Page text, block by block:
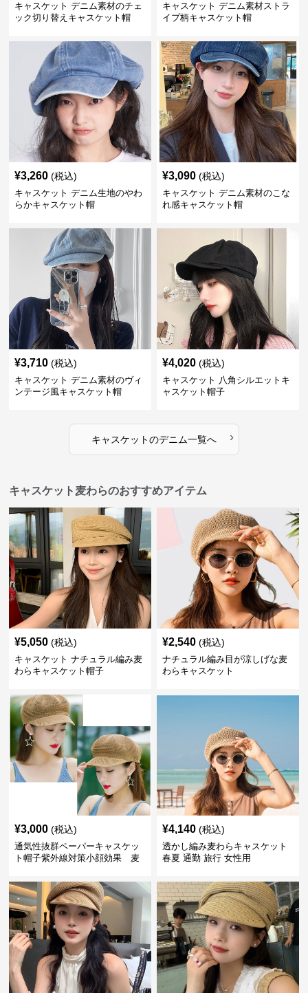
キャスケット デニム素材のチェ
ック切り替えキャスケット帽
キャスケット デニム素材ストラ
イプ柄キャスケット帽
¥3,260 (税込)
キャスケット デニム生地のやわ
らかキャスケット帽
¥3,090 (税込)
キャスケット デニム素材のこな
れ感キャスケット帽
¥3,710 (税込)
キャスケット デニム素材のヴィ
ンテージ風キャスケット帽
¥4,020 (税込)
キャスケット 八角シルエットキ
ャスケット帽子
キャスケットのデニム一覧へ ›
キャスケット麦わらのおすすめアイテム
¥5,050 (税込)
キャスケット ナチュラル編み麦
わらキャスケット帽子
¥2,540 (税込)
ナチュラル編み目が涼しげな麦
わらキャスケット
¥3,000 (税込)
通気性抜群ペーパーキャスケッ
ト帽子紫外線対策小顔効果 麦
¥4,140 (税込)
透かし編み麦わらキャスケット
春夏 通勤 旅行 女性用